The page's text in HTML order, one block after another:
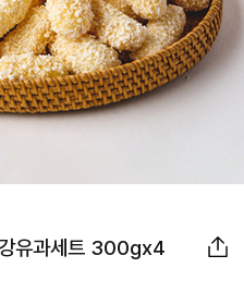
유과세트 300gx4